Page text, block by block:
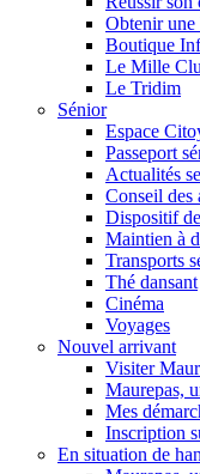
Obtenir une
Boutique
Le Mille
Le Tridim
Sénior
Espace
Passeport
Actualités
Conseil des
Dispositif
Maintien à
Transports
Thé dansant
Cinéma
Voyages
Nouvel arrivant
Visiter
Maurepas,
Mes
Inscription
En situation de